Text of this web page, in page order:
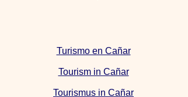
Turismo en Cañar
Tourism in Cañar
Tourismus in Cañar